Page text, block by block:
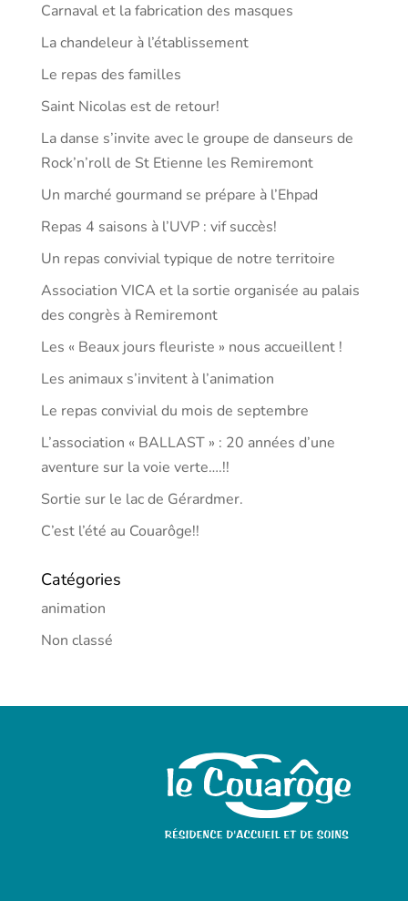
Carnaval et la fabrication des masques
La chandeleur à l’établissement
Le repas des familles
Saint Nicolas est de retour!
La danse s’invite avec le groupe de danseurs de
Rock’n’roll de St Etienne les Remiremont
Un marché gourmand se prépare à l’Ehpad
Repas 4 saisons à l’UVP : vif succès!
Un repas convivial typique de notre territoire
Association VICA et la sortie organisée au palais
des congrès à Remiremont
Les « Beaux jours fleuriste » nous accueillent !
Les animaux s’invitent à l’animation
Le repas convivial du mois de septembre
L’association « BALLAST » : 20 années d’une
aventure sur la voie verte….!!
Sortie sur le lac de Gérardmer.
C’est l’été au Couarôge!!
Catégories
animation
Non classé